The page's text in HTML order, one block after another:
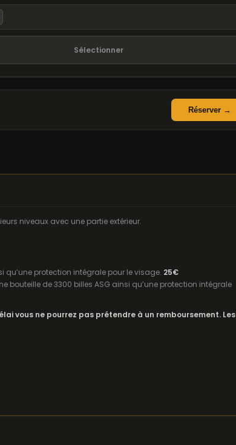
Sélectionner
Réserver →
niveaux avec une partie extérieur.
qu’une protection intégrale pour le visage. 25€
bouteille de 3300 billes ASG ainsi qu’une protection intégrale
vous ne pourrez pas prétendre à un remboursement. Les